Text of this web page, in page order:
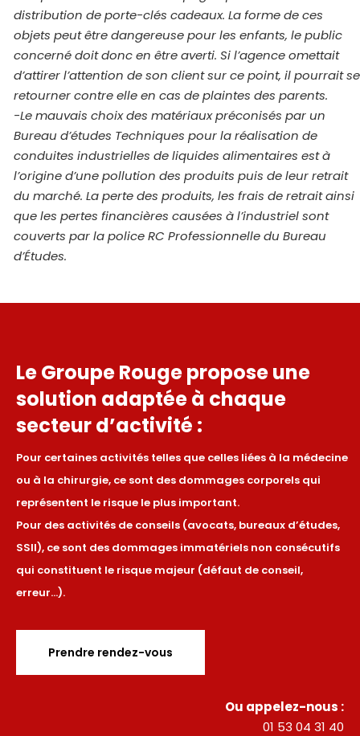
distribution de porte-clés cadeaux. La forme de ces
objets peut être dangereuse pour les enfants, le public
concerné doit donc en être averti. Si l’agence omettait
d’attirer l’attention de son client sur ce point, il pourrait se
retourner contre elle en cas de plaintes des parents.
-Le mauvais choix des matériaux préconisés par un
Bureau d’études Techniques pour la réalisation de
conduites industrielles de liquides alimentaires est à
l’origine d’une pollution des produits puis de leur retrait
du marché. La perte des produits, les frais de retrait ainsi
que les pertes financières causées à l’industriel sont
couverts par la police RC Professionnelle du Bureau
d’Études.
Le Groupe Rouge propose une
solution adaptée à chaque
secteur d’activité :
Pour certaines activités telles que celles liées à la médecine
ou à la chirurgie, ce sont des dommages corporels qui
représentent le risque le plus important.
Pour des activités de conseils (avocats, bureaux d’études,
SSII), ce sont des dommages immatériels non consécutifs
qui constituent le risque majeur (défaut de conseil,
erreur…).
Prendre rendez-vous
Ou appelez-nous :
01 53 04 31 40